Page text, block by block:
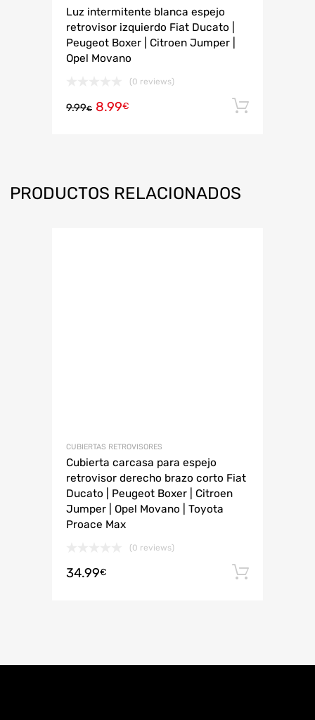
Luz intermitente blanca espejo
retrovisor izquierdo Fiat Ducato |
Peugeot Boxer | Citroen Jumper |
Opel Movano
(0 reviews)
9.99€ 8.99€
PRODUCTOS RELACIONADOS
CUBIERTAS RETROVISORES
Cubierta carcasa para espejo
retrovisor derecho brazo corto Fiat
Ducato | Peugeot Boxer | Citroen
Jumper | Opel Movano | Toyota
Proace Max
(0 reviews)
34.99€